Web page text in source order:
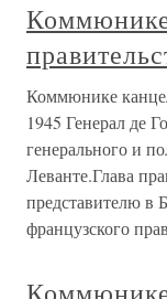
Коммюнике
1945 Генерал де
генерального и
Леванте.Глава
представителю в
французского